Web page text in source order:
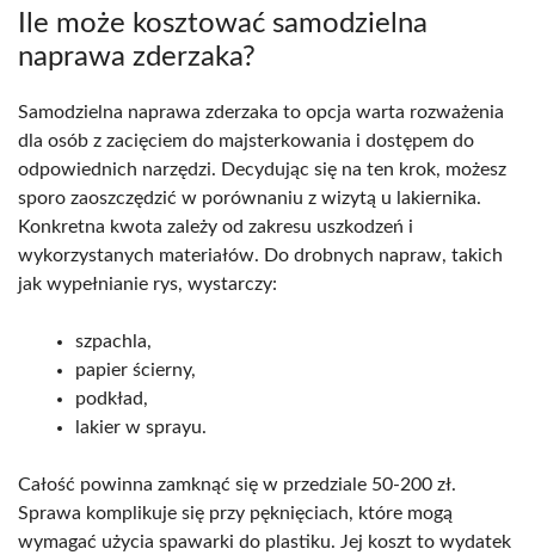
Ile może kosztować samodzielna
naprawa zderzaka?
Samodzielna naprawa zderzaka to opcja warta rozważenia
dla osób z zacięciem do majsterkowania i dostępem do
odpowiednich narzędzi. Decydując się na ten krok, możesz
sporo zaoszczędzić w porównaniu z wizytą u lakiernika.
Konkretna kwota zależy od zakresu uszkodzeń i
wykorzystanych materiałów. Do drobnych napraw, takich
jak wypełnianie rys, wystarczy:
szpachla,
papier ścierny,
podkład,
lakier w sprayu.
Całość powinna zamknąć się w przedziale 50-200 zł.
Sprawa komplikuje się przy pęknięciach, które mogą
wymagać użycia spawarki do plastiku. Jej koszt to wydatek